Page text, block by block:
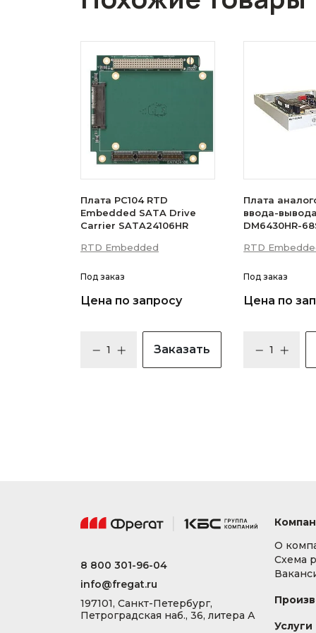
Плата PC104 RTD
Embedded SATA Drive
Carrier SATA24106HR
RTD Embedded
Под заказ
Цена по запросу
Заказать
Плата
ввода-
DM6430HR-
RTD
Под заказ
Цена по
8 800 301-96-04
info@fregat.ru
197101, Санкт-Петербург,
Петроградская наб., 36, литера А
О
Схема
Услуги